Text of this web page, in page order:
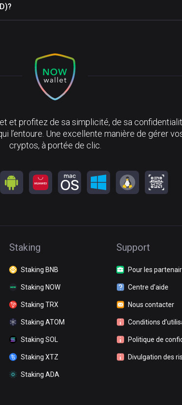
et profitez de sa simplicité, de sa
l’entoure. Une excellente manière de gérer
cryptos, à portée de clic.
Staking
Staking BNB
Staking NOW
Staking TRX
Staking ATOM
Staking SOL
Staking XTZ
Staking ADA
Support
Pour les
Centre d’aide
Nous contacter
Conditions
Politique de
Divulgation des